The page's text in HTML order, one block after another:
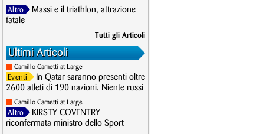
Altro
Massi e il triathlon, attrazione
fatale
Tutti gli Articoli
Ultimi Articoli
Camillo Cametti at Large
Eventi
In Qatar saranno presenti oltre
2600 atleti di 190 nazioni. Niente russi
Camillo Cametti at Large
Altro
KIRSTY COVENTRY
riconfermata ministro dello Sport